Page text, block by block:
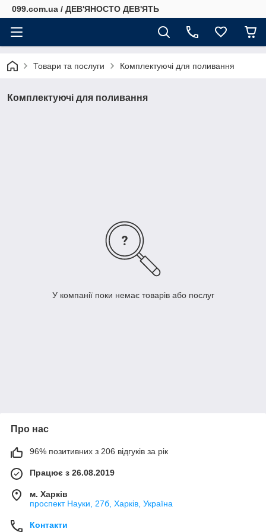
099.com.ua / ДЕВ'ЯНОСТО ДЕВ'ЯТЬ
Товари та послуги Комплектуючі для поливання
Комплектуючі для поливання
У компанії поки немає товарів або послуг
Про нас
96% позитивних з 206 відгуків за рік
Працює з 26.08.2019
м. Харків
проспект Науки, 27б, Харків, Україна
Контакти